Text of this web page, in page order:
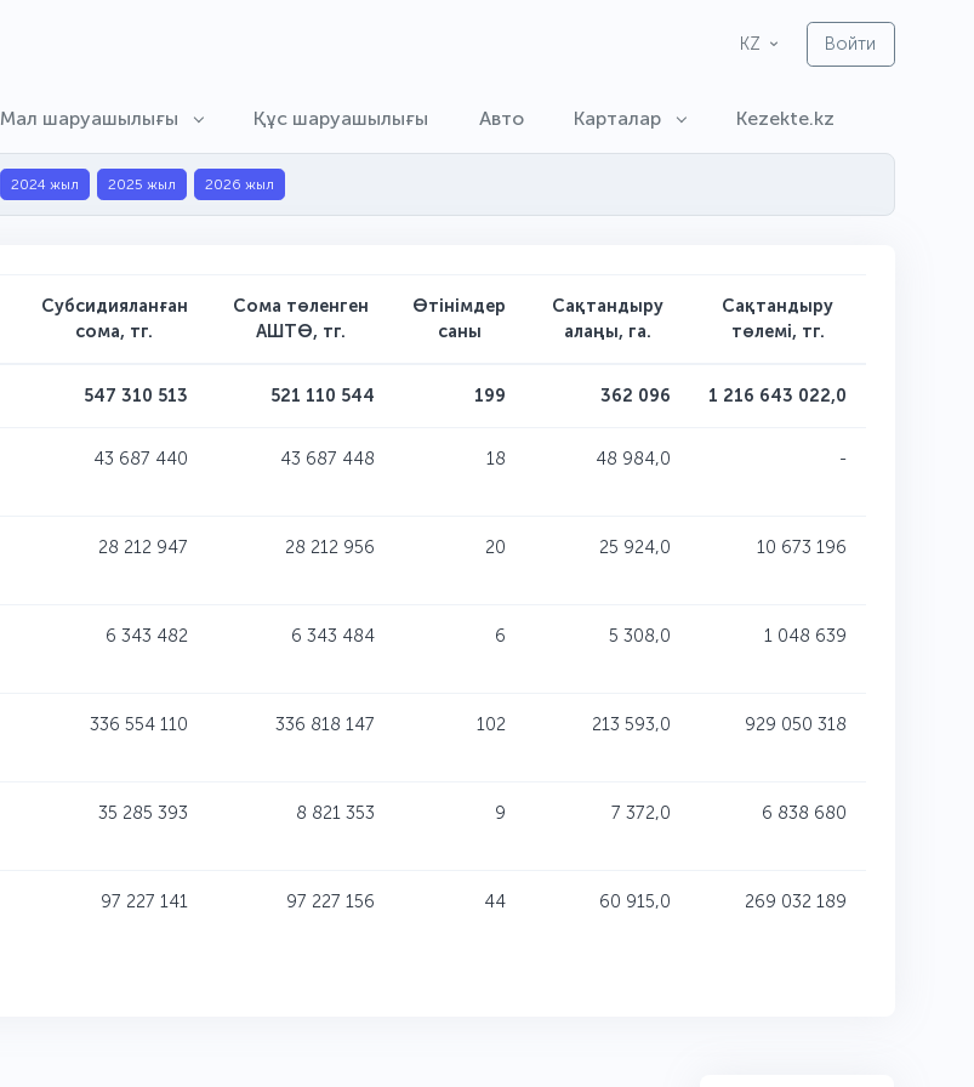
KZ Войти
Мал шаруашылығы Құс шаруашылығы Авто Карталар Kezekte.kz
2024 жыл 2025 жыл 2026 жыл
Субсидияланған
сома, тг.
Сома төленген
АШТӨ, тг.
Өтінімдер
саны
Сақтандыру
алаңы, га.
Сақтандыру
төлемі, тг.
547 310 513 521 110 544 199 362 096 1 216 643 022,0
43 687 440 43 687 448 18 48 984,0 -
28 212 947 28 212 956 20 25 924,0 10 673 196
6 343 482 6 343 484 6 5 308,0 1 048 639
336 554 110 336 818 147 102 213 593,0 929 050 318
35 285 393 8 821 353 9 7 372,0 6 838 680
97 227 141 97 227 156 44 60 915,0 269 032 189